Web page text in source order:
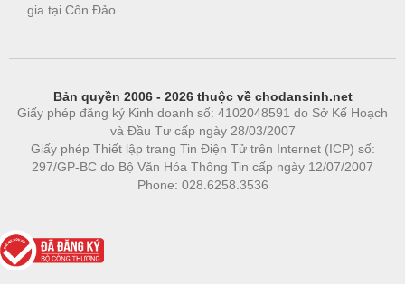
gia tại Côn Đảo
Bản quyền 2006 - 2026 thuộc về chodansinh.net
Giấy phép đăng ký Kinh doanh số: 4102048591 do Sở Kế Hoạch
và Đầu Tư cấp ngày 28/03/2007
Giấy phép Thiết lập trang Tin Điện Tử trên Internet (ICP) số:
297/GP-BC do Bộ Văn Hóa Thông Tin cấp ngày 12/07/2007
Phone: 028.6258.3536